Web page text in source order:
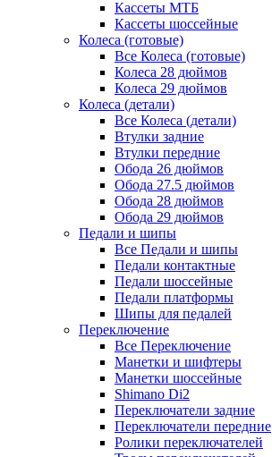
Кассеты МТБ
Кассеты шоссейные
Колеса (готовые)
Все Колеса (готовые)
Колеса 28 дюймов
Колеса 29 дюймов
Колеса (детали)
Все Колеса (детали)
Втулки задние
Втулки передние
Обода 26 дюймов
Обода 27.5 дюймов
Обода 28 дюймов
Обода 29 дюймов
Педали и шипы
Все Педали и шипы
Педали контактные
Педали шоссейные
Педали платформы
Шипы для педалей
Переключение
Все Переключение
Манетки и шифтеры
Манетки шоссейные
Shimano Di2
Переключатели задние
Переключатели передние
Ролики переключателей